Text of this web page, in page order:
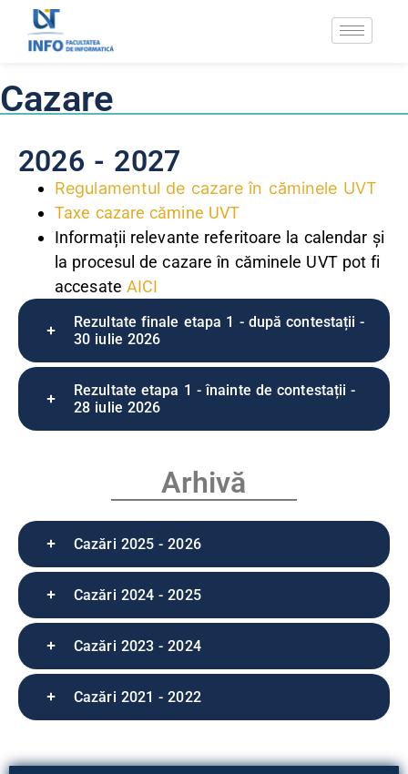
Cazare
2026 - 2027
Regulamentul de cazare în căminele UVT
Taxe cazare cămine UVT
Informații relevante referitoare la calendar și
la procesul de cazare în căminele UVT pot fi
accesate AICI
Rezultate finale etapa 1 - după contestații -
30 iulie 2026
Rezultate etapa 1 - înainte de contestații -
28 iulie 2026
Arhivă
Cazări 2025 - 2026
Cazări 2024 - 2025
Cazări 2023 - 2024
Cazări 2021 - 2022